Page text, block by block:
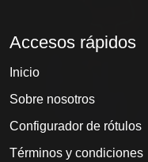
Accesos rápidos
Inicio
Sobre nosotros
Configurador de rótulos
Términos y condiciones